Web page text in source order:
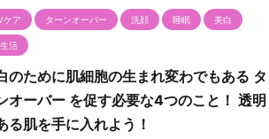
ケア ターンオーバー 洗顔 睡眠 美白
活
のために肌細胞の生まれ変わでもある タ
オーバー を促す必要な4つのこと！ 透明
る肌を手に入れよう！